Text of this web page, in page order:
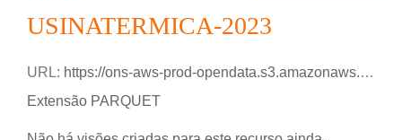
USINATERMICA-2023
URL: https://ons-aws-prod-opendata.s3.amazonaws.com/dataset/cvu_usitermica_se/CVU_USINA_TERMICA_2023.parquet
Extensão PARQUET